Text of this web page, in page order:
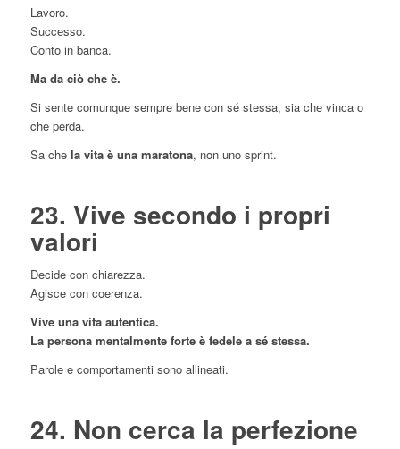
Lavoro.
Successo.
Conto in banca.
Ma da ciò che è.
Si sente comunque sempre bene con sé stessa, sia che vinca o
che perda.
Sa che la vita è una maratona, non uno sprint.
23. Vive secondo i propri
valori
Decide con chiarezza.
Agisce con coerenza.
Vive una vita autentica.
La persona mentalmente forte è fedele a sé stessa.
Parole e comportamenti sono allineati.
24. Non cerca la perfezione